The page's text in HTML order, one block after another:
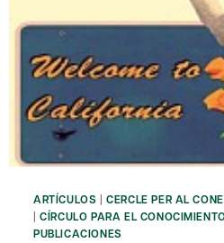
ARTÍCULOS |CERCLE PER AL
|CÍRCULO PARA EL
PUBLICACIONES